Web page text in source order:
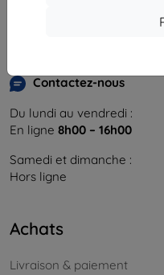
Contactez-nous
Du lundi au vendredi :
En ligne 8h00 – 16h00
Samedi et dimanche :
Hors ligne
Achats
Livraison & paiement